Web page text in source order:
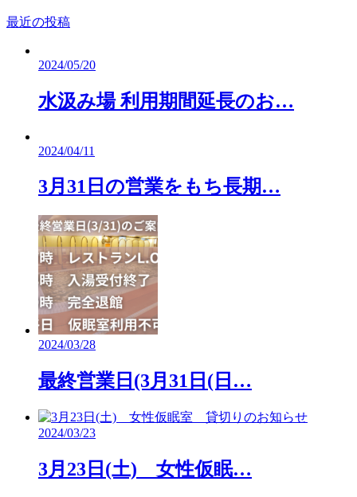
最近の投稿
2024/05/20
水汲み場 利用期間延長のお…
2024/04/11
3月31日の営業をもち長期…
2024/03/28
最終営業日(3月31日(日…
2024/03/23
3月23日(土) 女性仮眠…